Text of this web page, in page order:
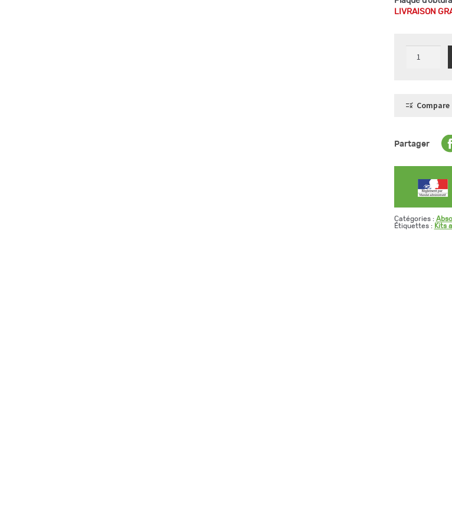
LIVRAISON
quantité
poignées
Compare
Partager
Catégories :
Étiquettes : Kits